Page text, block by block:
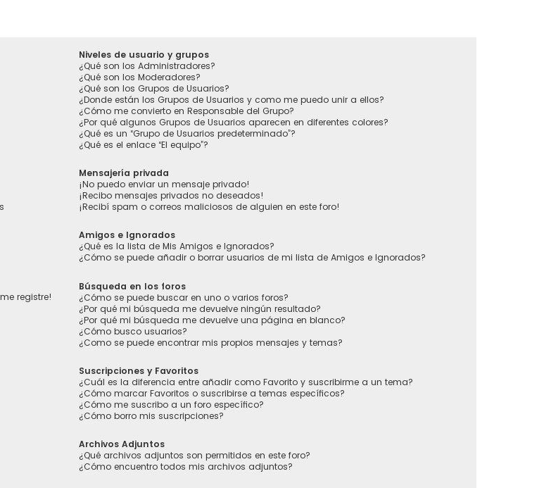
registre!
Niveles de usuario y grupos
¿Qué son los Administradores?
¿Qué son los Moderadores?
¿Qué son los Grupos de Usuarios?
¿Donde están los Grupos de Usuarios y como me puedo unir a ellos?
¿Cómo me convierto en Responsable del Grupo?
¿Por qué algunos Grupos de Usuarios aparecen en diferentes colores?
¿Qué es un “Grupo de Usuarios predeterminado”?
¿Qué es el enlace “El equipo”?
Mensajería privada
¡No puedo enviar un mensaje privado!
¡Recibo mensajes privados no deseados!
¡Recibí spam o correos maliciosos de alguien en este foro!
Amigos e Ignorados
¿Qué es la lista de Mis Amigos e Ignorados?
¿Cómo se puede añadir o borrar usuarios de mi lista de Amigos e Ignorados?
Búsqueda en los foros
¿Cómo se puede buscar en uno o varios foros?
¿Por qué mi búsqueda me devuelve ningún resultado?
¿Por qué mi búsqueda me devuelve una página en blanco?
¿Cómo busco usuarios?
¿Como se puede encontrar mis propios mensajes y temas?
Suscripciones y Favoritos
¿Cuál es la diferencia entre añadir como Favorito y suscribirme a un tema?
¿Cómo marcar Favoritos o suscribirse a temas específicos?
¿Cómo me suscribo a un foro específico?
¿Cómo borro mis suscripciones?
Archivos Adjuntos
¿Qué archivos adjuntos son permitidos en este foro?
¿Cómo encuentro todos mis archivos adjuntos?